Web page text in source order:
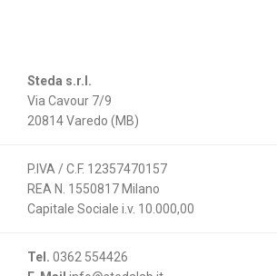
Steda s.r.l.
Via Cavour 7/9
20814 Varedo (MB)
P.IVA / C.F. 12357470157
REA N. 1550817 Milano
Capitale Sociale i.v. 10.000,00
Tel. 0362 554426